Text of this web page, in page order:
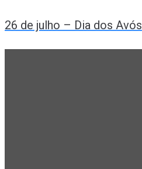
26 de julho – Dia dos Avós